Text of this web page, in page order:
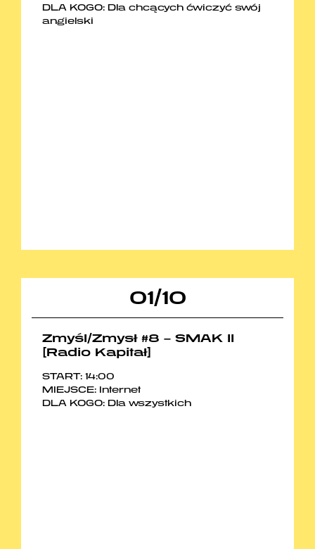
DLA KOGO: Dla chcących ćwiczyć swój
angielski
01/10
Zmyśl/Zmysł #8 – SMAK II
[Radio Kapitał]
START: 14:00
MIEJSCE: Internet
DLA KOGO: Dla wszystkich